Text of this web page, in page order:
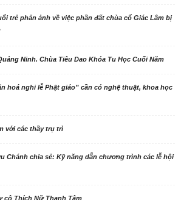
trẻ phản ảnh về việc phần đất chùa cổ Giác Lâm bị
Ninh. Chùa Tiêu Dao Khóa Tu Học Cuối Năm
hoá nghi lễ Phật giáo” cần có nghệ thuật, khoa học
với các thầy trụ trì
Chánh chia sẻ: Kỹ năng dẫn chương trình các lễ hội
cô Thích Nữ Thanh Tâm